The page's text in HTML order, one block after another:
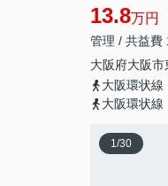
13.8万円
管理 / 共益費
大阪府大阪市
大阪環状線
大阪環状線
1/30